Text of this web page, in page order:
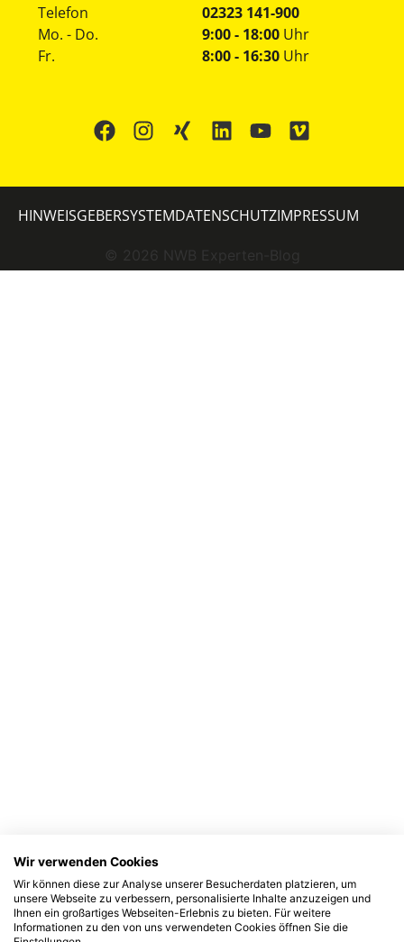
Telefon
02323 141-900
Mo. - Do.
Fr.
9:00 - 18:00 Uhr
8:00 - 16:30 Uhr
© 2026 NWB Experten-Blog
HINWEISGEBERSYSTEMDATENSCHUTZIMPRESSUM
Wir verwenden Cookies
Wir können diese zur Analyse unserer Besucherdaten platzieren, um
unsere Webseite zu verbessern, personalisierte Inhalte anzuzeigen und
Ihnen ein großartiges Webseiten-Erlebnis zu bieten. Für weitere
Informationen zu den von uns verwendeten Cookies öffnen Sie die